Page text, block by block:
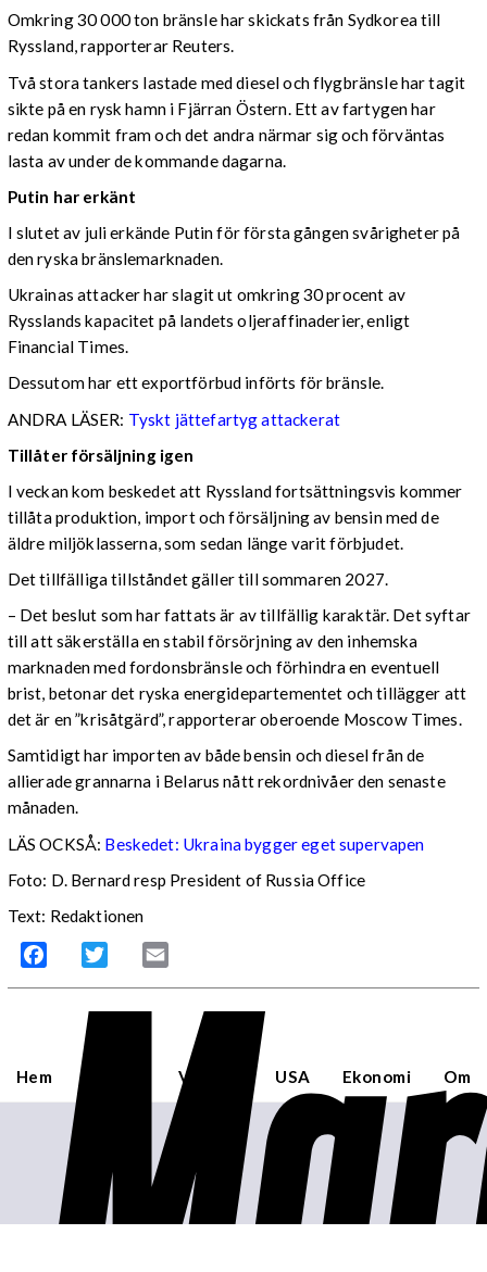
Omkring 30 000 ton bränsle har skickats från Sydkorea till
Ryssland, rapporterar Reuters.
Två stora tankers lastade med diesel och flygbränsle har tagit
sikte på en rysk hamn i Fjärran Östern. Ett av fartygen har
redan kommit fram och det andra närmar sig och förväntas
lasta av under de kommande dagarna.
Putin har erkänt
I slutet av juli erkände Putin för första gången svårigheter på
den ryska bränslemarknaden.
Ukrainas attacker har slagit ut omkring 30 procent av
Rysslands kapacitet på landets oljeraffinaderier, enligt
Financial Times.
Dessutom har ett exportförbud införts för bränsle.
ANDRA LÄSER: Tyskt jättefartyg attackerat
Tillåter försäljning igen
I veckan kom beskedet att Ryssland fortsättningsvis kommer
tillåta produktion, import och försäljning av bensin med de
äldre miljöklasserna, som sedan länge varit förbjudet.
Det tillfälliga tillståndet gäller till sommaren 2027.
– Det beslut som har fattats är av tillfällig karaktär. Det syftar
till att säkerställa en stabil försörjning av den inhemska
marknaden med fordonsbränsle och förhindra en eventuell
brist, betonar det ryska energidepartementet och tillägger att
det är en ”krisåtgärd”, rapporterar oberoende Moscow Times.
Samtidigt har importen av både bensin och diesel från de
allierade grannarna i Belarus nått rekordnivåer den senaste
månaden.
LÄS OCKSÅ: Beskedet: Ukraina bygger eget supervapen
Foto: D. Bernard resp President of Russia Office
Text: Redaktionen
Facebook Twitter
Hem Världen USA Ekonomi Om